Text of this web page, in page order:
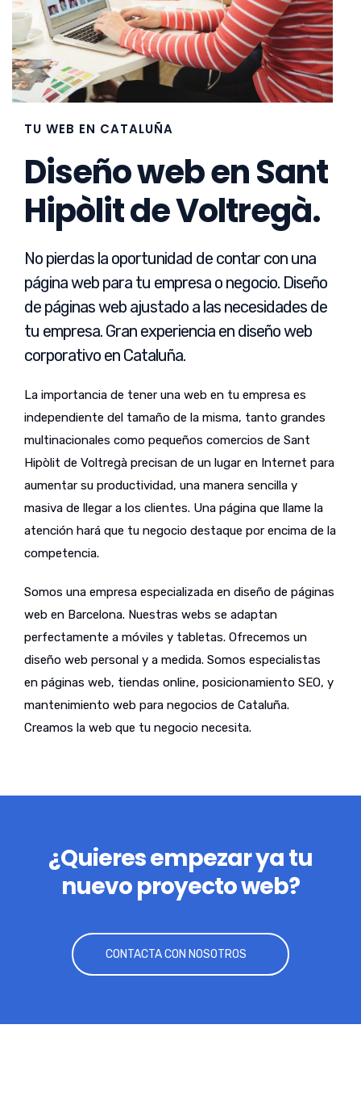
TU WEB EN CATALUÑA
Diseño web en Sant
Hipòlit de Voltregà.
No pierdas la oportunidad de contar con una
página web para tu empresa o negocio. Diseño
de páginas web ajustado a las necesidades de
tu empresa. Gran experiencia en diseño web
corporativo en Cataluña.
La importancia de tener una web en tu empresa es
independiente del tamaño de la misma, tanto grandes
multinacionales como pequeños comercios de Sant
Hipòlit de Voltregà precisan de un lugar en Internet para
aumentar su productividad, una manera sencilla y
masiva de llegar a los clientes. Una página que llame la
atención hará que tu negocio destaque por encima de la
competencia.
Somos una empresa especializada en diseño de páginas
web en Barcelona. Nuestras webs se adaptan
perfectamente a móviles y tabletas. Ofrecemos un
diseño web personal y a medida. Somos especialistas
en páginas web, tiendas online, posicionamiento SEO, y
mantenimiento web para negocios de Cataluña.
Creamos la web que tu negocio necesita.
¿Quieres empezar ya tu
nuevo proyecto web?
CONTACTA CON NOSOTROS